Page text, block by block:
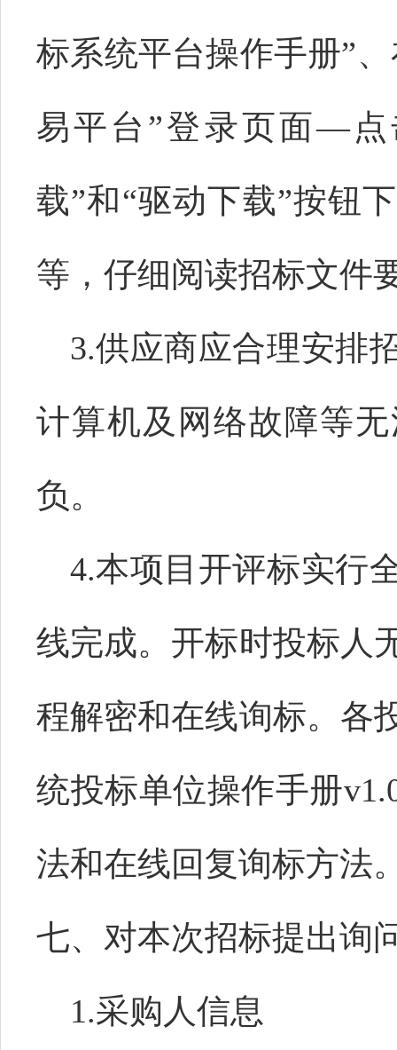
标系统平台操作手册”
易平台”登录页面—点
载”和“驱动下载”按钮
等，仔细阅读招标文件
3.供应商应合理安排
计算机及网络故障等
负。
4.本项目开评标实行
线完成。开标时投标人
程解密和在线询标。各
统投标单位操作手册
法和在线回复询标方法
七、对本次招标提出询
1.采购人信息